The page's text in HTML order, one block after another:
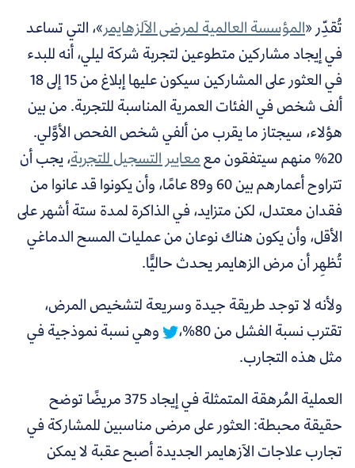
تُقدِّر «المؤسسة العالمية لمرضى الآلزهايمر»،التي تساعد
في إيجاد مشاركين متطوعين لتجربة شركة ليلي، أنه للبدء
في العثور على المشاركين سيكون عليها إبلاغ من 15 إلى 18
ألف شخص في الفئات العمرية المناسبة للتجربة. من بين
هؤلاء، سيجتاز ما يقرب من ألفي شخص الفحص الأوَّلي.
20% منهم سيتفقون مع
معايير التسجيل للتجربة،يجب أن
تتراوح أعمارهم بين 60 و89 عامًا، وأن يكونوا قد عانوا من
فقدان معتدل، لكن متزايد، في الذاكرة لمدة ستة أشهر على
الأقل، وأن يكون هناك نوعان من عمليات المسح الدماغي
تُظهِر أن مرض الزهايمر يحدث حاليًّا.
ولأنه لا توجد طريقة جيدة وسريعة لتشخيص المرض،
تقترب نسبة الفشل من 80%،
وهي نسبة نموذجية في
مثل هذه التجارب.
العملية المُرهقة المتمثلة في إيجاد 375 مريضًا توضح
حقيقة محبطة: العثور على مرضى مناسبين للمشاركة في
تجارب علاجات الآزهايمر الجديدة أصبح عقبة لا يمكن